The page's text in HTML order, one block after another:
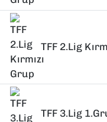
TFF 2.Lig
TFF 3.Lig